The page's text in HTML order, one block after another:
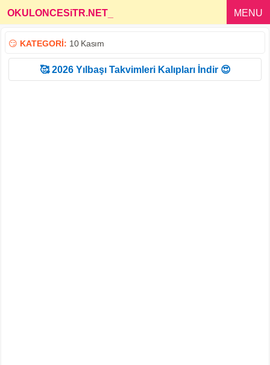
OKULONCESiTR.NET MENU
😏 KATEGORİ: 10 Kasım
🥰 2026 Yılbaşı Takvimleri Kalıpları İndir 😍